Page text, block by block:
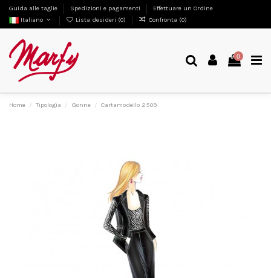
Guida alle taglie Spedizioni e pagamenti
Effettuare un Ordine
Italiano
Lista desideri (0) Confronta (0)
0
Home Tipologia Gonne Cartamodello 2509